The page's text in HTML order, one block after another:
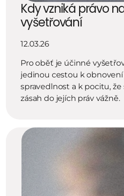
Kdy vzniká právo
vyšetřování
12.03.26
Pro oběť je účinné
jedinou cestou k
spravedlnost a k pocitu, že
zásah do jejích práv vážně.